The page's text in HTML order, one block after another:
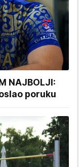
NAJBOLJI:
poruku